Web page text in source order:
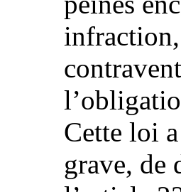
Cette loi
grave, de